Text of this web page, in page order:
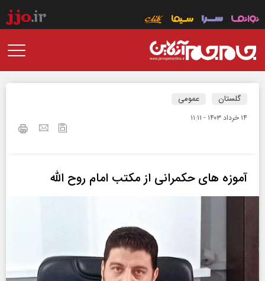
گلستان عمومی
۱۴ خرداد ۱۴۰۳ - ۱۱:۱۱
آموزه های حکمرانی از مکتب امام روح الله